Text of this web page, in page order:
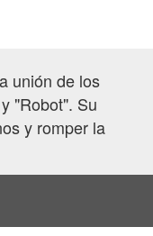
unión de los
"Robot". Su
y romper la